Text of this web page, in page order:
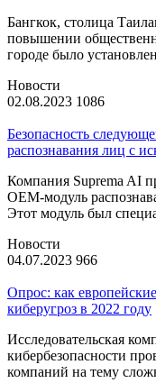
Бангкок, столица
повышении
городе было
Новости
02.08.2023 1086
Безопасность
распознавания лиц с
Компания Suprema AI
OEM-модуль
Этот модуль был
Новости
04.07.2023 966
Опрос: как
киберугроз в 2022 году
Исследовательская
кибербезопасности
компаний на тему